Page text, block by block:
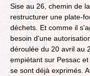
Sise au 26, chemin de
restructurer une plate-
déchets. Et comme il
besoin d'une
déroulée du 20 avril au
empiétant sur Pessac
se sont déjà exprimés.